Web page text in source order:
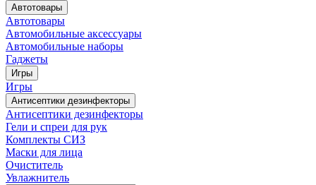
Автотовары
Автотовары
Автомобильные аксессуары
Автомобильные наборы
Гаджеты
Игры
Игры
Антисептики дезинфекторы
Антисептики дезинфекторы
Гели и спреи для рук
Комплекты СИЗ
Маски для лица
Очиститель
Увлажнитель